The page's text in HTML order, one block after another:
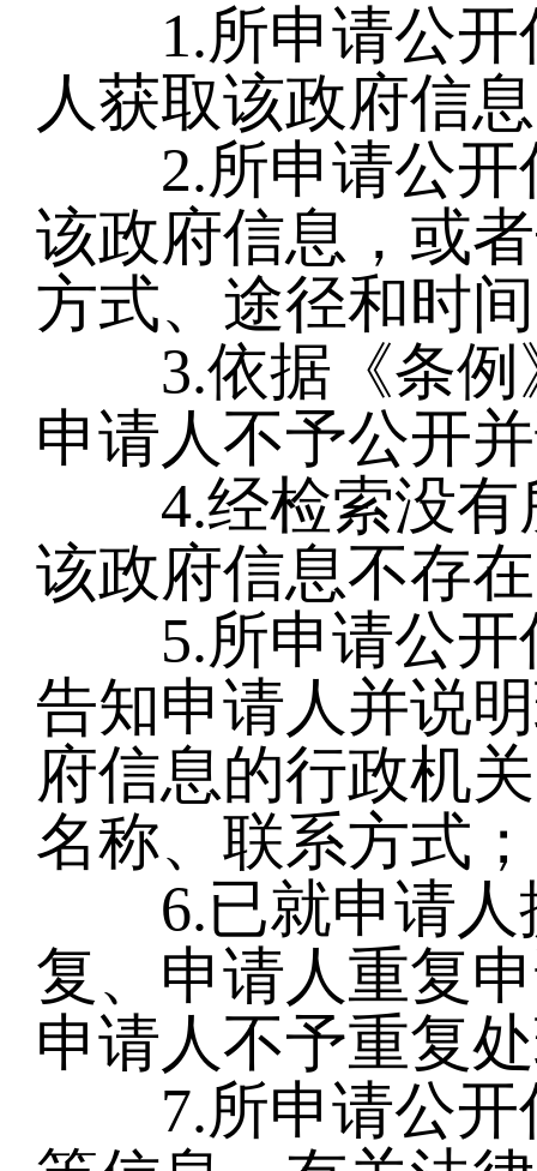
1.所申请公开
人获取该政府信
2.所申请公开
该政府信息，或
方式、途径和时
3.依据《条例
申请人不予公开
4.经检索没有
该政府信息不存
5.所申请公开
告知申请人并说
府信息的行政机
名称、联系方式；
6.已就申请人
复、申请人重复
申请人不予重复
7.所申请公开